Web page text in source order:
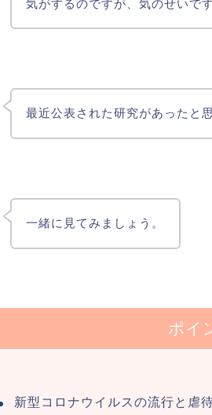
気がするのですが、気のせいで
最近公表された研究があったと
一緒に見てみましょう。
ポイ
新型コロナウイルスの流行と虐